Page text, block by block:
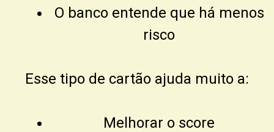
O banco entende que há menos
risco
Esse tipo de cartão ajuda muito a:
Melhorar o score